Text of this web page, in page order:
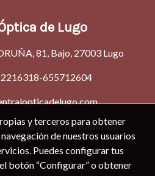
de Lugo
81, Bajo, 27003 Lugo
-655712604
|Clausula de formularios
y terceros para obtener
de nuestros usuarios
Puedes configurar tus
botón “Configurar” o obtener